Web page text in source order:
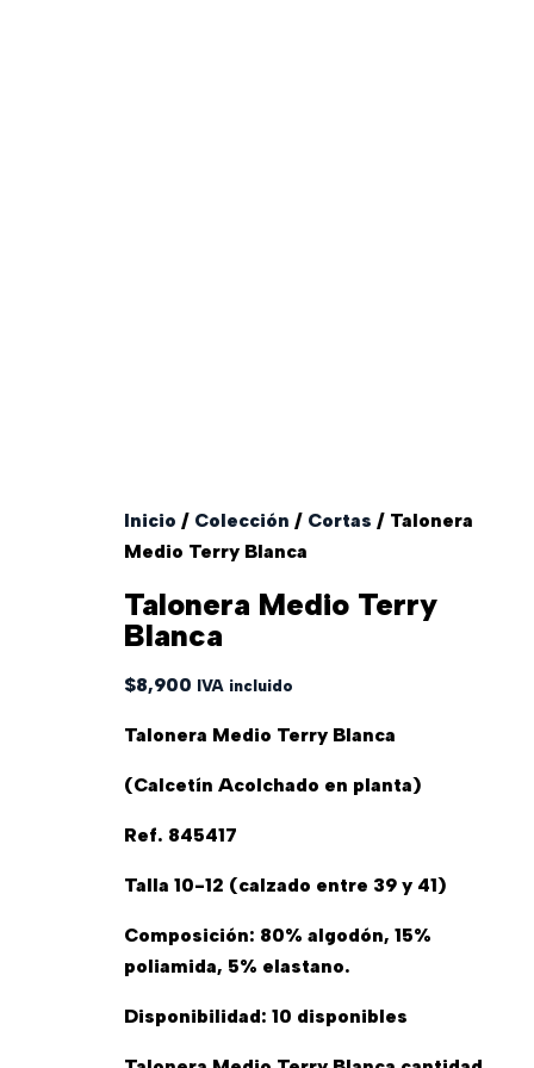
Inicio / Colección / Cortas / Talonera
Medio Terry Blanca
Talonera Medio Terry
Blanca
$8,900 IVA incluido
Talonera Medio Terry Blanca
(Calcetín Acolchado en planta)
Ref. 845417
Talla 10-12 (calzado entre 39 y 41)
Composición: 80% algodón, 15%
poliamida, 5% elastano.
Disponibilidad: 10 disponibles